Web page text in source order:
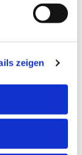
zeigen